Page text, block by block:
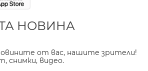
НОВИНА
от вас, нашите зрители!
снимки, видео.